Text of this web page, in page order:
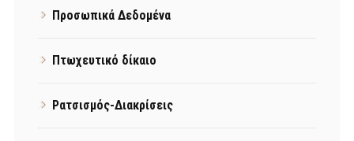
Προσωπικά Δεδομένα
Πτωχευτικό δίκαιο
Ρατσισμός-Διακρίσεις